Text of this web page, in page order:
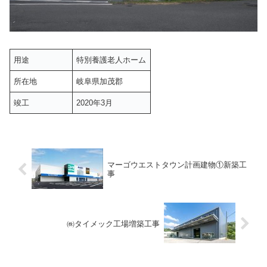
用途 特別養護老人ホーム
所在地 岐阜県加茂郡
竣工 2020年3月
マーゴウエストタウン計画建物①新築工
事
㈱タイメック工場増築工事